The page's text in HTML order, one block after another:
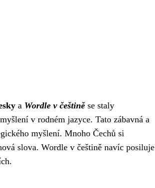
a Wordle v češtiněse staly
v rodném jazyce. Tato zábavná a
myšlení. Mnoho Čechů si
slova. Wordle v češtině navíc posiluje